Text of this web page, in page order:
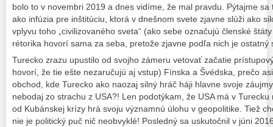
bolo to v novembri 2019 a dnes vidíme, že mal pravdu. Pýtajme
ako infúzia pre inštitúciu, ktorá v dnešnom svete zjavne slúži ako
vplyvu toho „civilizovaného sveta“ (ako sebe označujú členské
rétorika hovorí sama za seba, pretože zjavne podľa nich je ostatný
Turecko zrazu upustilo od svojho zámeru vetovať začatie
hovorí, že tie ešte nezaručujú aj vstup) Fínska a Švédska, prečo
obchod, kde Turecko ako naozaj silný hráč háji hlavne svoje
nebodaj zo strachu z USA?! Len podotýkam, že USA má v
od Kubánskej krízy hrá svoju významnú úlohu v geopolitike. Tiež
nie je politický puč nič neobvyklé! Posledný sa uskutočnil v júni